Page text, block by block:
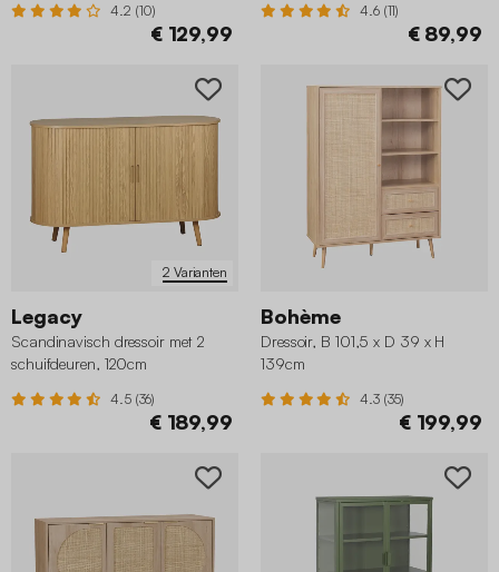
4.2 (10)
€ 129,99
4.6 (11)
€ 89,99
2 Varianten
Legacy
Scandinavisch dressoir met 2
schuifdeuren, 120cm
4.5 (36)
€ 189,99
Bohème
Dressoir, B 101,5 x D 39 x H
139cm
4.3 (35)
€ 199,99